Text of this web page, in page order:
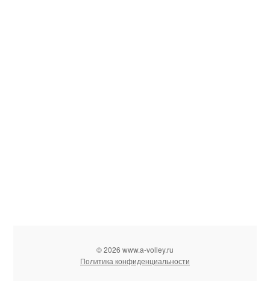
© 2026 www.a-volley.ru
Политика конфиденциальности